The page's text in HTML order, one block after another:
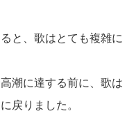
と、歌はとても複雑に
潮に達する前に、歌は
戻りました。